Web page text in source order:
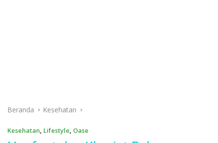
Beranda Kesehatan
Kesehatan, Lifestyle, Oase